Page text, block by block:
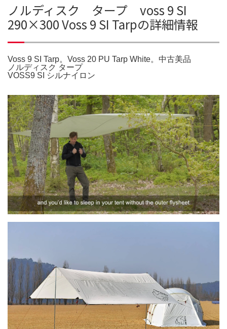
ノルディスク タープ voss 9 SI
290×300 Voss 9 SI Tarpの詳細情報
Voss 9 SI Tarp。Voss 20 PU Tarp White。中古美品
ノルディスク タープ
VOSS9 SI シルナイロン